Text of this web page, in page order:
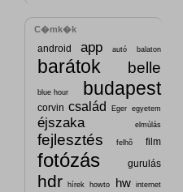
C�mk�k
android app autó balaton
barátok belle
blue hour budapest
corvin család Eger egyetem
éjszaka elmúlás
fejlesztés felhõ film
fotózás gurulás
hdr hírek howto hw
internet